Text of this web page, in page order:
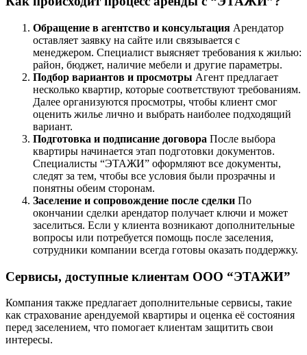
Обращение в агентство и консультация Арендатор
оставляет заявку на сайте или связывается с
менеджером. Специалист выясняет требования к жилью:
район, бюджет, наличие мебели и другие параметры.
Подбор вариантов и просмотры Агент предлагает
несколько квартир, которые соответствуют требованиям.
Далее организуются просмотры, чтобы клиент смог
оценить жилье лично и выбрать наиболее подходящий
вариант.
Подготовка и подписание договора После выбора
квартиры начинается этап подготовки документов.
Специалисты “ЭТАЖИ” оформляют все документы,
следят за тем, чтобы все условия были прозрачны и
понятны обеим сторонам.
Заселение и сопровождение после сделки По
окончании сделки арендатор получает ключи и может
заселиться. Если у клиента возникают дополнительные
вопросы или потребуется помощь после заселения,
сотрудники компании всегда готовы оказать поддержку.
Сервисы, доступные клиентам ООО “ЭТАЖИ”
Компания также предлагает дополнительные сервисы, такие
как страхование арендуемой квартиры и оценка её состояния
перед заселением, что помогает клиентам защитить свои
интересы.